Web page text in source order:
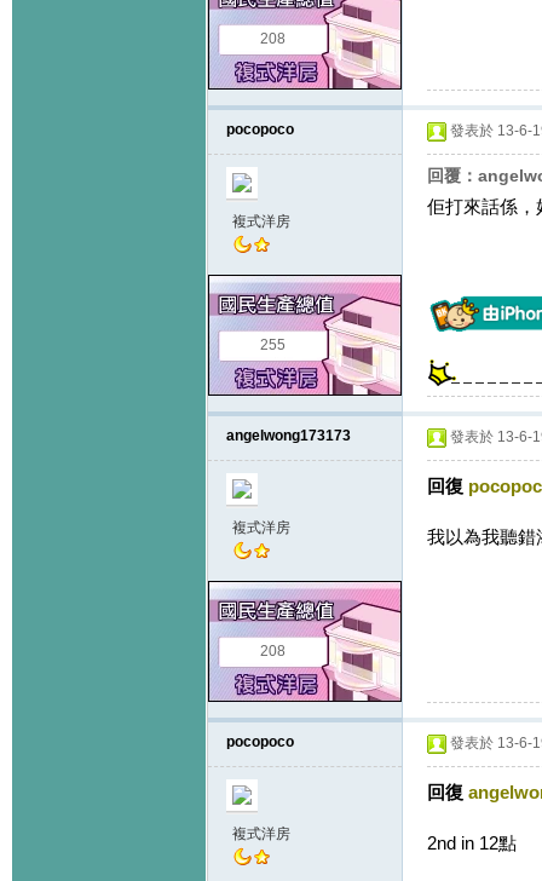
208
pocopoco
複式洋房
255
發表於 13-6-
回覆：
佢打來話係，
angelwong173173
複式洋房
208
發表於 13-6-
回復
我以為我聽錯
pocopoco
複式洋房
發表於 13-6-
回復
2nd in 12點